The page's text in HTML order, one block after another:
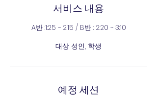
서비스 내용
A반 :1:25 ~ 2:15 / B반 : 2:20 ~ 3:10
대상 성인, 학생
예정 세션